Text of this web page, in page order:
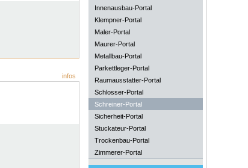
infos
Innenausbau-Portal
Klempner-Portal
Maler-Portal
Maurer-Portal
Metallbau-Portal
Parkettleger-Portal
Raumausstatter-Portal
Schlosser-Portal
Schreiner-Portal
Sicherheit-Portal
Stuckateur-Portal
Trockenbau-Portal
Zimmerer-Portal